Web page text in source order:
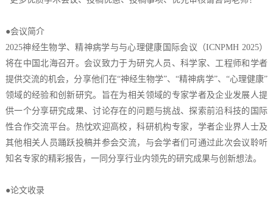
●会议简介
2025神经生物学、精神病学与与心理健康国际会议（ICNPMH 2025）
将在中国北海召开。会议致力于为研究人员、科学家、工程师和学者
提供交流的机会，分享他们在“神经生物学”、“精神病学”、“心理健康”
领域的经验和创新研究。旨在为相关领域的专家学者及企业发展人提
供一个分享研究成果、讨论存在的问题与挑战、探索前沿科技的国际
性合作交流平台。热忱欢迎高校，科研机构专家，学者企业界人士及
其他相关人员踊跃投稿并参会交流，与会学者们可通过此次会议聆听
知名专家的精彩报告，一同分享行业内领先的研究成果与创新想法。
●论文收录